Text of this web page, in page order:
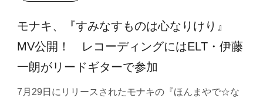
モナキ、『すみなすものは心なりけり』
MV公開！ レコーディングにはELT・伊藤
一朗がリードギターで参加
7月29日にリリースされたモナキの『ほんまやで☆な